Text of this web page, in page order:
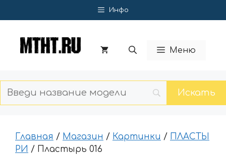
к
Инфо
Меню
Главная / Магазин / Картинки / ПЛАСТЫ
РИ / Пластырь 016